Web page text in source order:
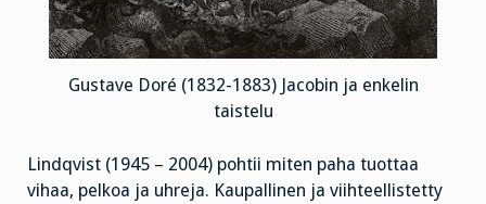
Gustave Doré (1832-1883) Jacobin ja enkelin
taistelu
Lindqvist (1945 – 2004) pohtii miten paha tuottaa
vihaa, pelkoa ja uhreja. Kaupallinen ja viihteellistetty